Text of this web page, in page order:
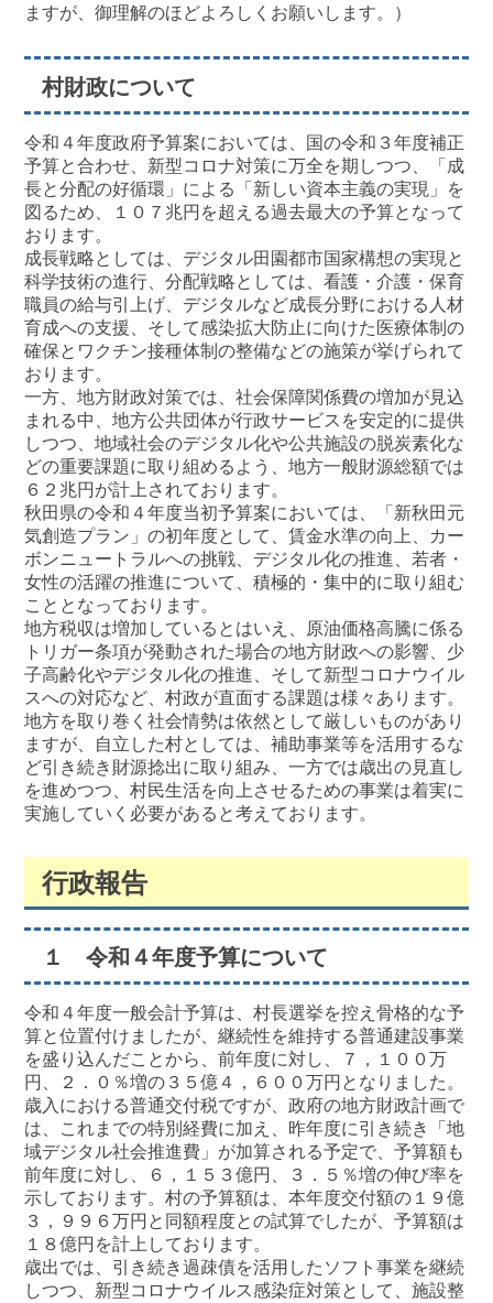
ますが、御理解のほどよろしくお願いします。）
村財政について
令和４年度政府予算案においては、国の令和３年度補正
予算と合わせ、新型コロナ対策に万全を期しつつ、「成
長と分配の好循環」による「新しい資本主義の実現」を
図るため、１０７兆円を超える過去最大の予算となって
おります。
成長戦略としては、デジタル田園都市国家構想の実現と
科学技術の進行、分配戦略としては、看護・介護・保育
職員の給与引上げ、デジタルなど成長分野における人材
育成への支援、そして感染拡大防止に向けた医療体制の
確保とワクチン接種体制の整備などの施策が挙げられて
おります。
一方、地方財政対策では、社会保障関係費の増加が見込
まれる中、地方公共団体が行政サービスを安定的に提供
しつつ、地域社会のデジタル化や公共施設の脱炭素化な
どの重要課題に取り組めるよう、地方一般財源総額では
６２兆円が計上されております。
秋田県の令和４年度当初予算案においては、「新秋田元
気創造プラン」の初年度として、賃金水準の向上、カー
ボンニュートラルへの挑戦、デジタル化の推進、若者・
女性の活躍の推進について、積極的・集中的に取り組む
こととなっております。
地方税収は増加しているとはいえ、原油価格高騰に係る
トリガー条項が発動された場合の地方財政への影響、少
子高齢化やデジタル化の推進、そして新型コロナウイル
スへの対応など、村政が直面する課題は様々あります。
地方を取り巻く社会情勢は依然として厳しいものがあり
ますが、自立した村としては、補助事業等を活用するな
ど引き続き財源捻出に取り組み、一方では歳出の見直し
を進めつつ、村民生活を向上させるための事業は着実に
実施していく必要があると考えております。
行政報告
１ 令和４年度予算について
令和４年度一般会計予算は、村長選挙を控え骨格的な予
算と位置付けましたが、継続性を維持する普通建設事業
を盛り込んだことから、前年度に対し、７，１００万
円、２．０％増の３５億４，６００万円となりました。
歳入における普通交付税ですが、政府の地方財政計画で
は、これまでの特別経費に加え、昨年度に引き続き「地
域デジタル社会推進費」が加算される予定で、予算額も
前年度に対し、６，１５３億円、３．５％増の伸び率を
示しております。村の予算額は、本年度交付額の１９億
３，９９６万円と同額程度との試算でしたが、予算額は
１８億円を計上しております。
歳出では、引き続き過疎債を活用したソフト事業を継続
しつつ、新型コロナウイルス感染症対策として、施設整